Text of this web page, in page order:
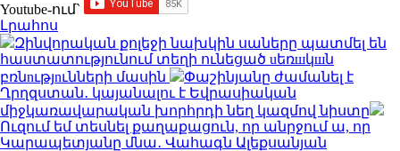
Youtube-ում`
Լրահոս
Զինվորական քոլեջի նախկին սաները պատմել են
հաստատությունում տեղի ունեցած uեռшկшն
բռնnւթյnւնների մասին
Փաշինյանը ժամանել է
Ղրղզստան․ կայանալու է Եվրասիական
միջկառավարական խորհրդի նեղ կազմով նիստը
Ուզում եմ տեսնել քաղաքացուն, որ անրջում ա, որ
Կարապետյանը մնա․ Վահագն Ալեքսանյան